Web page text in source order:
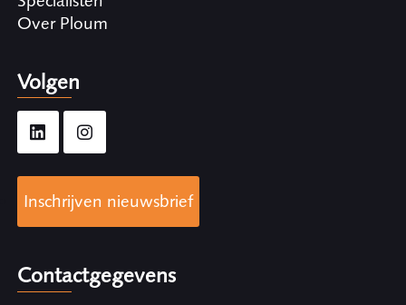
Over Ploum
Volgen
Inschrijven nieuwsbrief
Contactgegevens